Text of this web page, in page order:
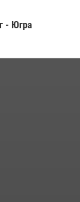
- Югра